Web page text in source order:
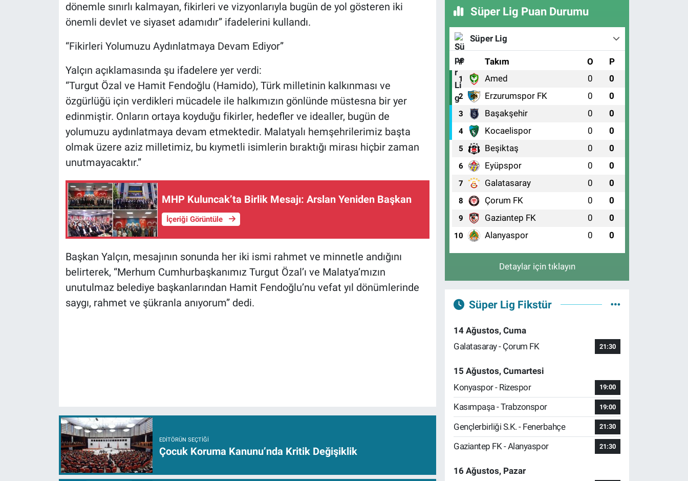
dönemle sınırlı kalmayan, fikirleri ve vizyonlarıyla bugün de yol gösteren iki
önemli devlet ve siyaset adamıdır” ifadelerini kullandı.
“Fikirleri Yolumuzu Aydınlatmaya Devam Ediyor”
Yalçın açıklamasında şu ifadelere yer verdi:
“Turgut Özal ve Hamit Fendoğlu (Hamido), Türk milletinin kalkınması ve
özgürlüğü için verdikleri mücadele ile halkımızın gönlünde müstesna bir yer
edinmiştir. Onların ortaya koyduğu fikirler, hedefler ve idealler, bugün de
yolumuzu aydınlatmaya devam etmektedir. Malatyalı hemşehrilerimiz başta
olmak üzere aziz milletimiz, bu kıymetli isimlerin bıraktığı mirası hiçbir zaman
unutmayacaktır.”
MHP Kuluncak’ta Birlik Mesajı: Arslan Yeniden Başkan
İçeriği Görüntüle
Başkan Yalçın, mesajının sonunda her iki ismi rahmet ve minnetle andığını
belirterek, “Merhum Cumhurbaşkanımız Turgut Özal’ı ve Malatya’mızın
unutulmaz belediye başkanlarından Hamit Fendoğlu’nu vefat yıl dönümlerinde
saygı, rahmet ve şükranla anıyorum” dedi.
EDITÖRÜN SEÇTIĞI
Çocuk Koruma Kanunu’nda Kritik Değişiklik
Süper Lig Puan Durumu
Süper Lig
# Takım O P
1 Amed 0 0
2 Erzurumspor FK 0 0
3 Başakşehir 0 0
4 Kocaelispor 0 0
5 Beşiktaş 0 0
6 Eyüpspor 0 0
7 Galatasaray 0 0
8 Çorum FK 0 0
9 Gaziantep FK 0 0
10 Alanyaspor 0 0
Detaylar için tıklayın
Süper Lig Fikstür
14 Ağustos, Cuma
Galatasaray - Çorum FK
21:30
15 Ağustos, Cumartesi
Konyaspor - Rizespor
19:00
Kasımpaşa - Trabzonspor 19:00
Gençlerbirliği S.K. - Fenerbahçe 21:30
Gaziantep FK - Alanyaspor 21:30
16 Ağustos, Pazar